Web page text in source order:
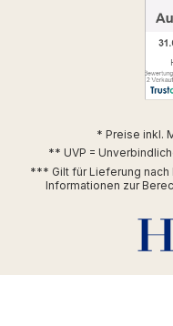
* Preise inkl.
** UVP =
*** Gilt für Lieferung nach
Informationen zur